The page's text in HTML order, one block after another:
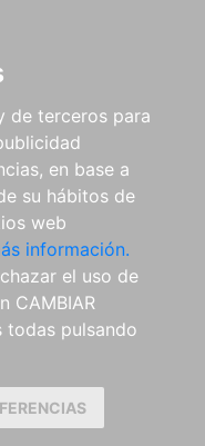
de terceros para
en base a
su hábitos de
web
información.
el uso de
CAMBIAR
todas pulsando